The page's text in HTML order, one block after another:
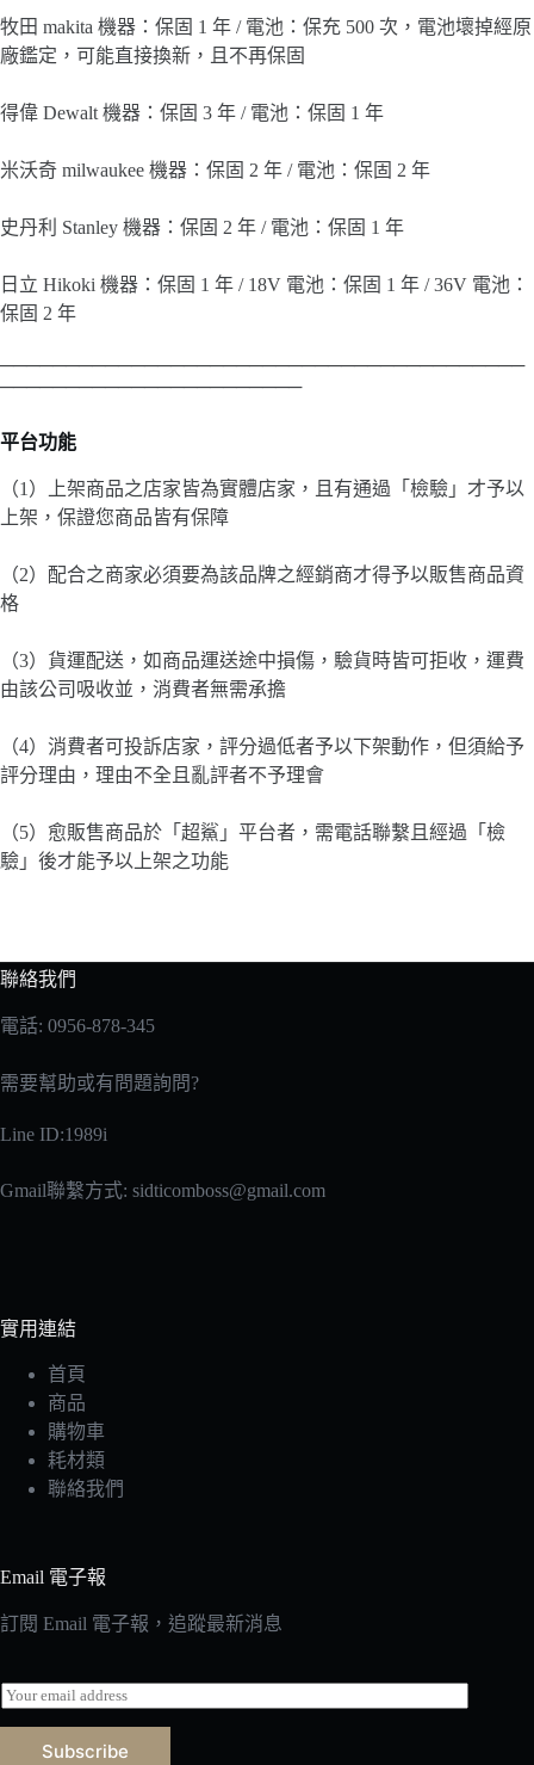
牧田 makita 機器：保固 1 年 / 電池：保充 500 次，電池壞掉經原
廠鑑定，可能直接換新，且不再保固
得偉 Dewalt 機器：保固 3 年 / 電池：保固 1 年
米沃奇 milwaukee 機器：保固 2 年 / 電池：保固 2 年
史丹利 Stanley 機器：保固 2 年 / 電池：保固 1 年
日立 Hikoki 機器：保固 1 年 / 18V 電池：保固 1 年 / 36V 電池：
保固 2 年
────────────────────────────────────────
───────────────────────
平台功能
（1）上架商品之店家皆為實體店家，且有通過「檢驗」才予以
上架，保證您商品皆有保障
（2）配合之商家必須要為該品牌之經銷商才得予以販售商品資
格
（3）貨運配送，如商品運送途中損傷，驗貨時皆可拒收，運費
由該公司吸收並，消費者無需承擔
（4）消費者可投訴店家，評分過低者予以下架動作，但須給予
評分理由，理由不全且亂評者不予理會
（5）愈販售商品於「超鯊」平台者，需電話聯繫且經過「檢
驗」後才能予以上架之功能
聯絡我們
電話: 0956-878-345
需要幫助或有問題詢問?
Line ID:1989i
Gmail聯繫方式: sidticomboss@gmail.com
實用連結
首頁
商品
購物車
耗材類
聯絡我們
Email 電子報
訂閱 Email 電子報，追蹤最新消息
E
m
a
Subscribe